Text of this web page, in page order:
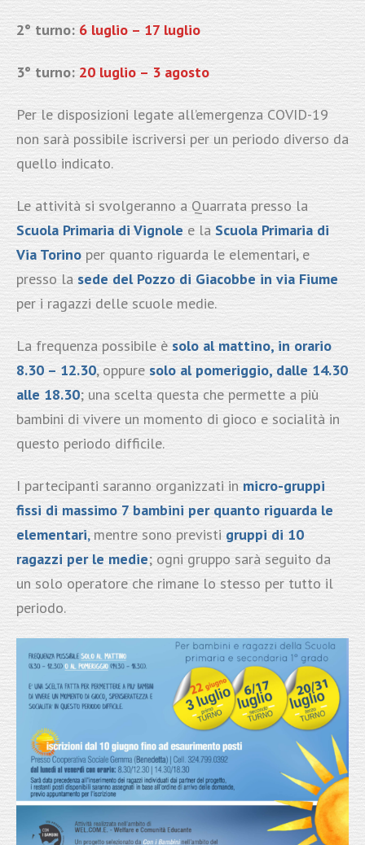
2° turno:6 luglio – 17 luglio
3° turno:20 luglio – 3 agosto
Per le disposizioni legate all’emergenza COVID-19
non sarà possibile iscriversi per un periodo diverso da
quello indicato.
Le attività si svolgeranno a Quarrata presso la
Scuola Primaria di Vignole e la Scuola Primaria di
Via Torinoper quanto riguarda le elementari, e
presso la sede del Pozzo di Giacobbe in via Fiume
per i ragazzi delle scuole medie.
La frequenza possibile è solo al mattino, in orario
8.30 – 12.30, oppure solo al pomeriggio, dalle 14.30
alle 18.30; una scelta questa che permette a più
bambini di vivere un momento di gioco e socialità in
questo periodo difficile.
I partecipanti saranno organizzati in micro-gruppi
fissi di massimo 7 bambini per quanto riguarda le
elementari,mentre sono previsti gruppi di 10
ragazzi per le medie; ogni gruppo sarà seguito da
un solo operatore che rimane lo stesso per tutto il
periodo.